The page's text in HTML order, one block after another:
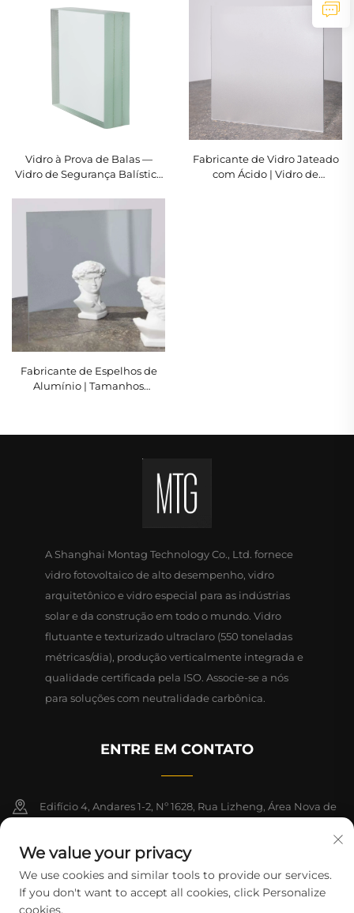
Vidro à Prova de Balas —
Vidro de Segurança Balístico
Fabricante de Vidro Jateado
com Ácido | Vidro de
Fabricante de Espelhos de
Alumínio | Tamanhos
A Shanghai Montag Technology Co., Ltd. fornece
vidro fotovoltaico de alto desempenho, vidro
arquitetônico e vidro especial para as indústrias
solar e da construção em todo o mundo. Vidro
flutuante e texturizado ultraclaro (550 toneladas
métricas/dia), produção verticalmente integrada e
qualidade certificada pela ISO. Associe-se a nós
para soluções com neutralidade carbônica.
ENTRE EM CONTATO
Edifício 4, Andares 1-2, Nº 1628, Rua Lizheng, Área Nova de
+86-15124919712
[email protected]
We value your privacy
We use cookies and similar tools to provide our services.
If you don't want to accept all cookies, click Personalize
cookies.